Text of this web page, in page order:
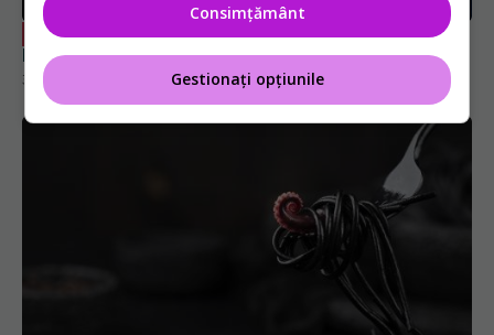
EXCLUSIV Totul despre acnee. Dr. Alin Nicolescu,
la Academia de Sănătate, joi, 31 iulie, ora 18:00
31 iul 2025, 11:23
Consimțământ
Gestionați opțiunile